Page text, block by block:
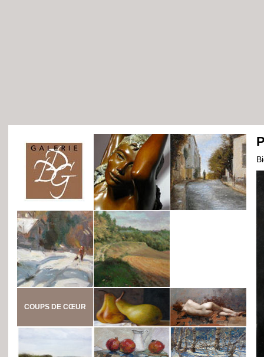
COUPS DE CŒUR